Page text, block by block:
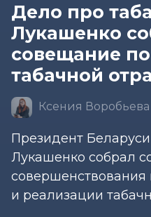
Дело про
Лукашенко
совещание
табачной
Ксения Воробьева
Президент
Лукашенко собрал
совершенствования
и реализации